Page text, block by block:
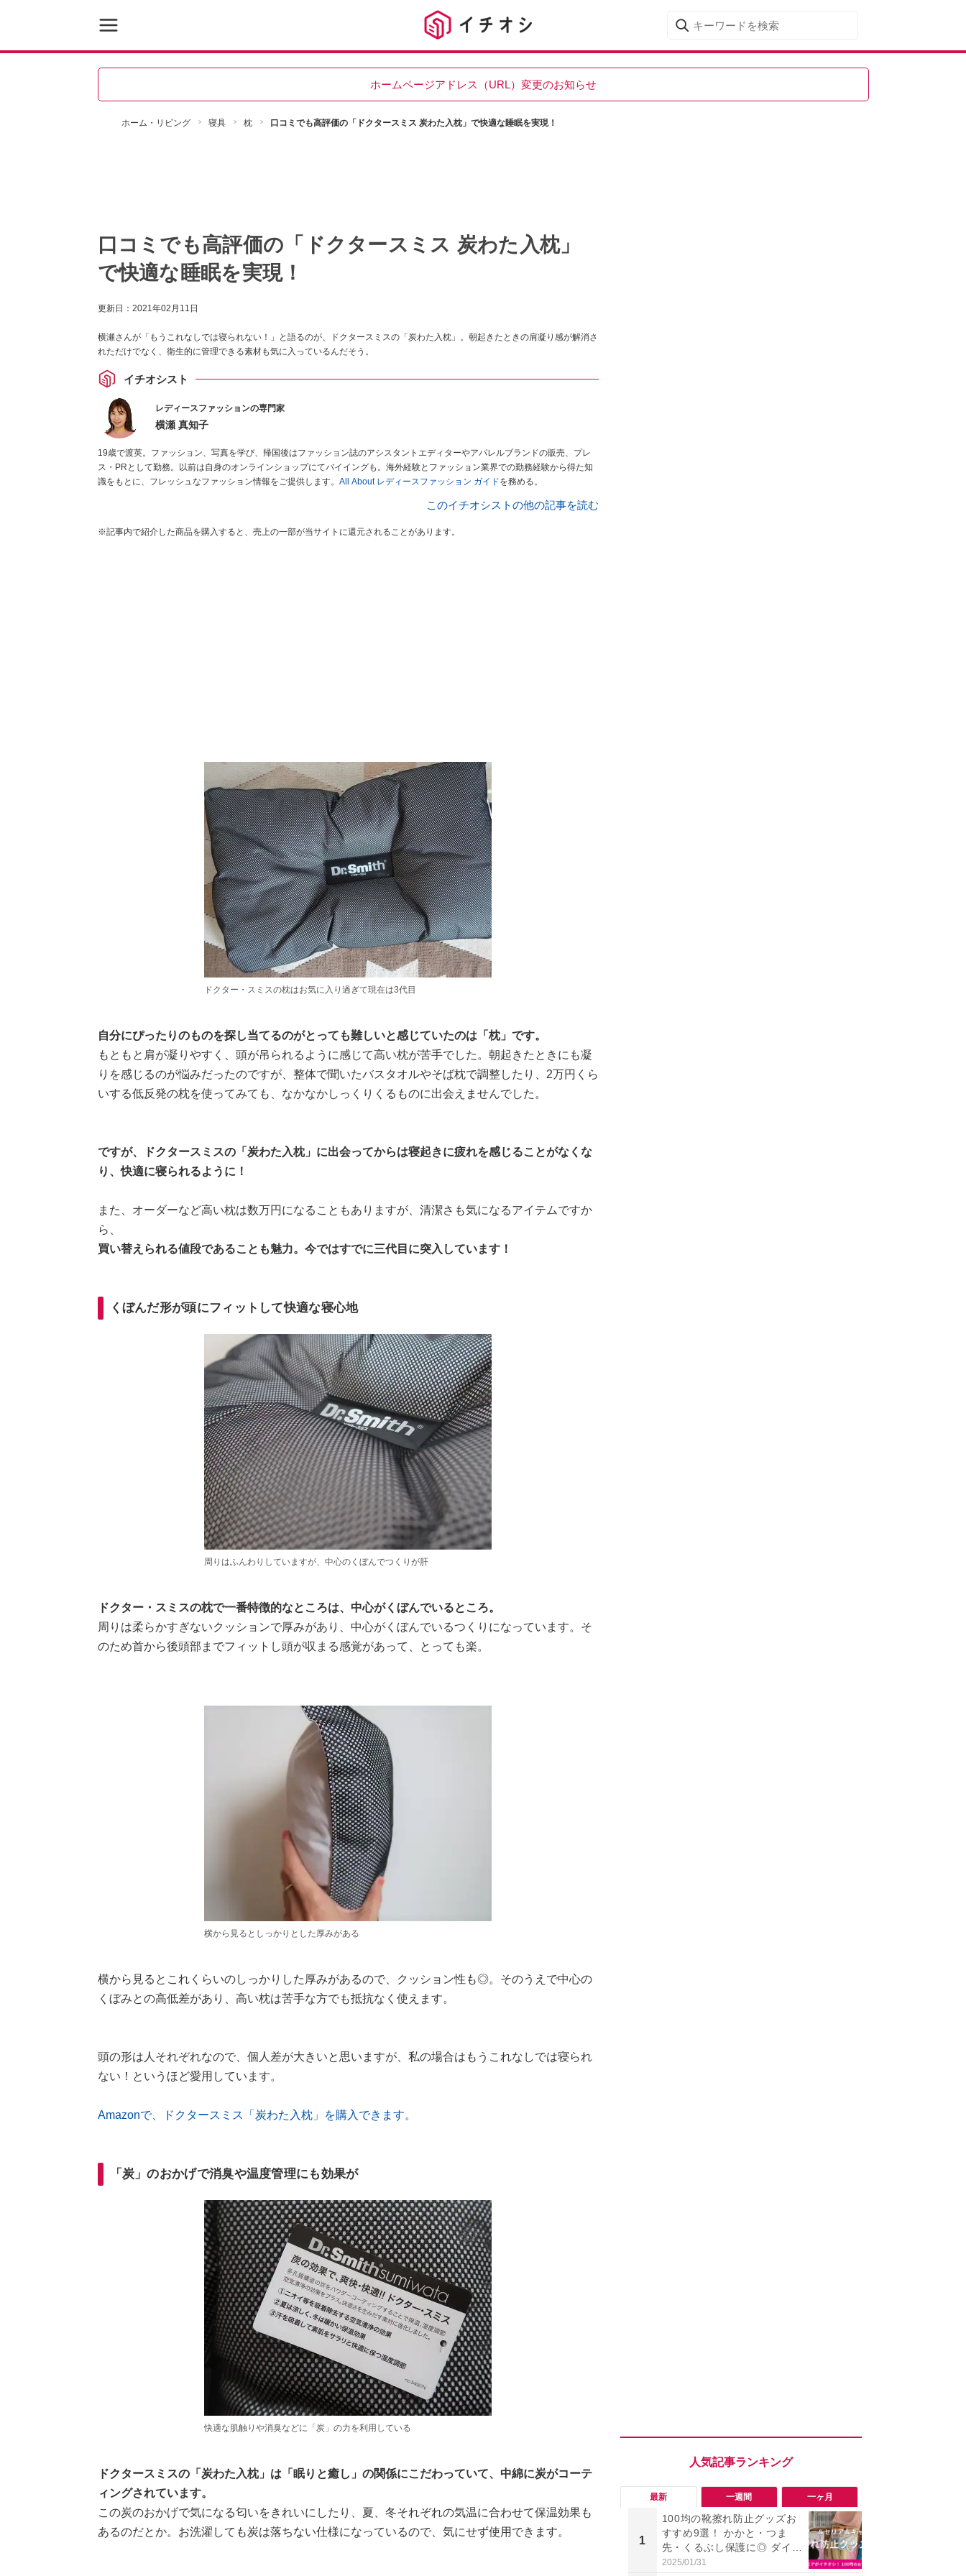
ホームページアドレス（URL）変更のお知らせ
ホーム・リビング 寝具 枕 口コミでも高評価の「ドクタースミス 炭わた入枕」で快適な睡眠を実現！
口コミでも高評価の「ドクタースミス 炭わた入枕」
で快適な睡眠を実現！
更新日： 2021年02月11日
横瀬さんが「もうこれなしでは寝られない！」と語るのが、ドクタースミスの「炭わた入枕」。朝起きたときの肩凝り感が解消さ
れただけでなく、衛生的に管理できる素材も気に入っているんだそう。
イチオシスト
レディースファッションの専門家
横瀬 真知子
19歳で渡英。ファッション、写真を学び、帰国後はファッション誌のアシスタントエディターやアパレルブランドの販売、プレ
ス・PRとして勤務。以前は自身のオンラインショップにてバイイングも。海外経験とファッション業界での勤務経験から得た知
識をもとに、フレッシュなファッション情報をご提供します。 All About レディースファッション ガイドを務める。
このイチオシストの他の記事を読む
※記事内で紹介した商品を購入すると、売上の一部が当サイトに還元されることがあります。
ドクター・スミスの枕はお気に入り過ぎて現在は3代目
自分にぴったりのものを探し当てるのがとっても難しいと感じていたのは「枕」です。
もともと肩が凝りやすく、頭が吊られるように感じて高い枕が苦手でした。朝起きたときにも凝
りを感じるのが悩みだったのですが、整体で聞いたバスタオルやそば枕で調整したり、2万円くら
いする低反発の枕を使ってみても、なかなかしっくりくるものに出会えませんでした。
ですが、ドクタースミスの「炭わた入枕」に出会ってからは寝起きに疲れを感じることがなくな
り、快適に寝られるように！
また、オーダーなど高い枕は数万円になることもありますが、清潔さも気になるアイテムですか
ら、
買い替えられる値段であることも魅力。今ではすでに三代目に突入しています！
くぼんだ形が頭にフィットして快適な寝心地
周りはふんわりしていますが、中心のくぼんでつくりが肝
ドクター・スミスの枕で一番特徴的なところは、中心がくぼんでいるところ。
周りは柔らかすぎないクッションで厚みがあり、中心がくぼんでいるつくりになっています。そ
のため首から後頭部までフィットし頭が収まる感覚があって、とっても楽。
横から見るとしっかりとした厚みがある
横から見るとこれくらいのしっかりした厚みがあるので、クッション性も◎。そのうえで中心の
くぼみとの高低差があり、高い枕は苦手な方でも抵抗なく使えます。
頭の形は人それぞれなので、個人差が大きいと思いますが、私の場合はもうこれなしでは寝られ
ない！というほど愛用しています。
Amazonで、ドクタースミス「炭わた入枕」を購入できます。
「炭」のおかげで消臭や温度管理にも効果が
快適な肌触りや消臭などに「炭」の力を利用している
ドクタースミスの「炭わた入枕」は「眠りと癒し」の関係にこだわっていて、中綿に炭がコーテ
ィングされています。
この炭のおかげで気になる匂いをきれいにしたり、夏、冬それぞれの気温に合わせて保温効果も
あるのだとか。お洗濯しても炭は落ちない仕様になっているので、気にせず使用できます。
最新 一週間 一ヶ月
1
100均の靴擦れ防止グッズお
すすめ9選！ かかと・つま
先・くるぶし保護に◎ ダイソ
ー・セリア・キャンドゥ
2025/01/31